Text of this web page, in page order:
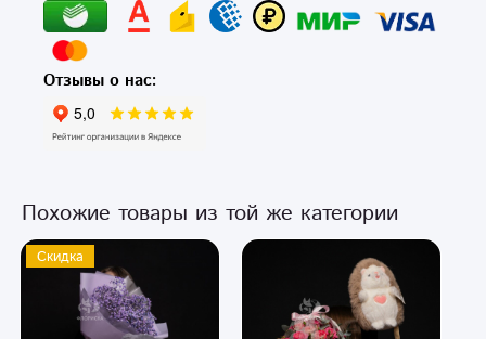
Отзывы о нас:
Похожие товары из той же категории
Скидка